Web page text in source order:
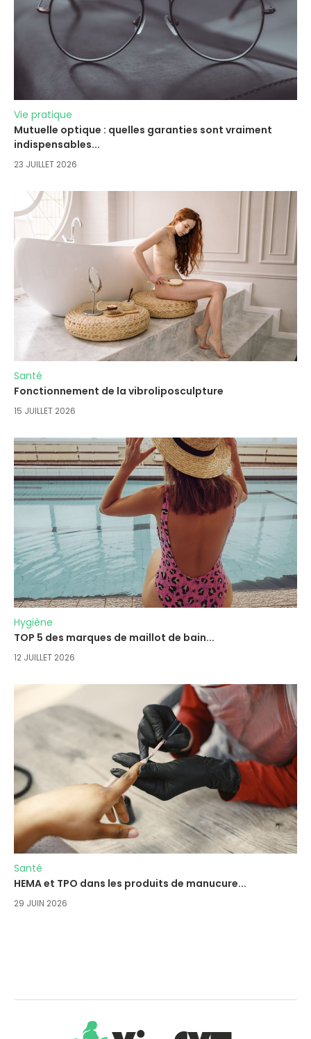
Vie pratique
Mutuelle optique : quelles garanties sont vraiment
indispensables...
23 JUILLET 2026
Santé
Fonctionnement de la vibroliposculpture
15 JUILLET 2026
Hygiène
TOP 5 des marques de maillot de bain...
12 JUILLET 2026
Santé
HEMA et TPO dans les produits de manucure...
29 JUIN 2026